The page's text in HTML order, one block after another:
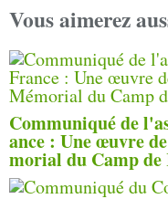
Vous aimerez
Communiqué de
ance : Une œuvre
morial du Camp de